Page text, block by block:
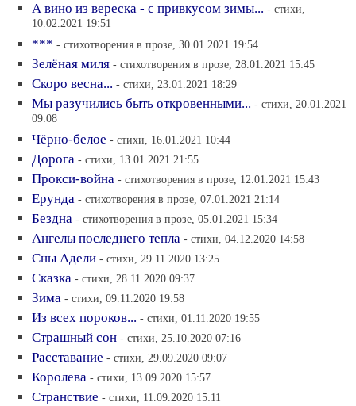
А вино из вереска - с привкусом зимы... - стихи,
10.02.2021 19:51
*** - стихотворения в прозе, 30.01.2021 19:54
Зелёная миля - стихотворения в прозе, 28.01.2021 15:45
Скоро весна... - стихи, 23.01.2021 18:29
Мы разучились быть откровенными... - стихи, 20.01.2021
09:08
Чёрно-белое - стихи, 16.01.2021 10:44
Дорога - стихи, 13.01.2021 21:55
Прокси-война - стихотворения в прозе, 12.01.2021 15:43
Ерунда - стихотворения в прозе, 07.01.2021 21:14
Бездна - стихотворения в прозе, 05.01.2021 15:34
Ангелы последнего тепла - стихи, 04.12.2020 14:58
Сны Адели - стихи, 29.11.2020 13:25
Сказка - стихи, 28.11.2020 09:37
Зима - стихи, 09.11.2020 19:58
Из всех пороков... - стихи, 01.11.2020 19:55
Страшный сон - стихи, 25.10.2020 07:16
Расставание - стихи, 29.09.2020 09:07
Королева - стихи, 13.09.2020 15:57
Странствие - стихи, 11.09.2020 15:11